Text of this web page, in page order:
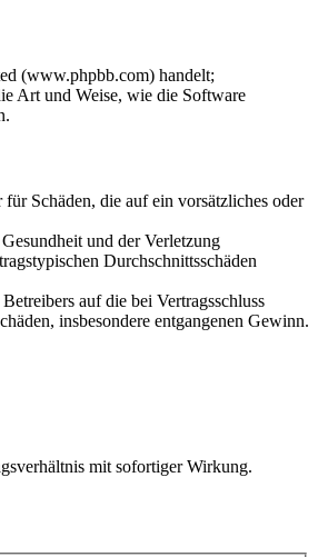
(www.phpbb.com) handelt;
Art und Weise, wie die Software
Schäden, die auf ein vorsätzliches oder
und der Verletzung
Durchschnittsschäden
auf die bei Vertragsschluss
insbesondere entgangenen Gewinn.
mit sofortiger Wirkung.